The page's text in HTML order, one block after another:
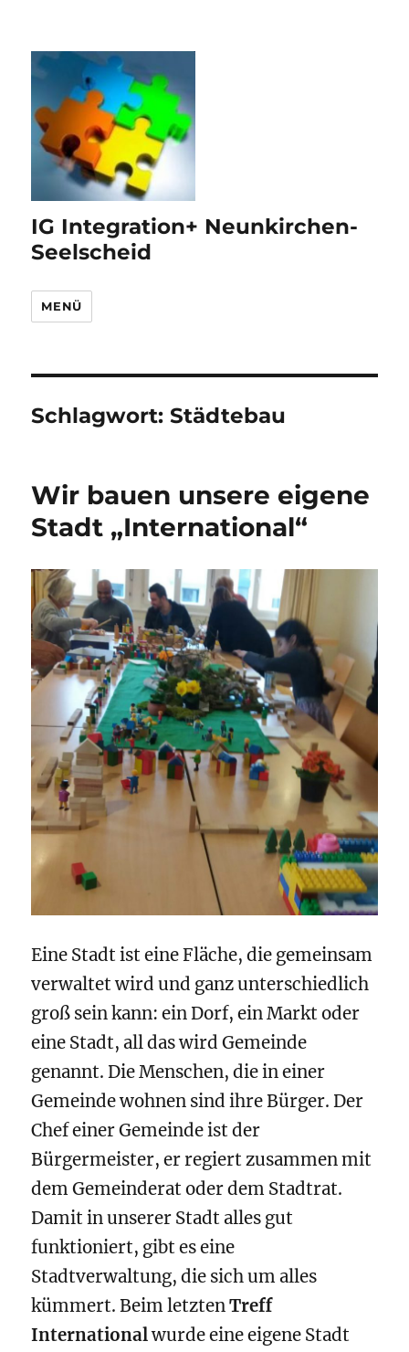
IG Integration+ Neunkirchen-
Seelscheid
MENÜ
Schlagwort:Städtebau
Wir bauen unsere eigene
Stadt „International“
Eine Stadt ist eine Fläche, die gemeinsam
verwaltet wird und ganz unterschiedlich
groß sein kann: ein Dorf, ein Markt oder
eine Stadt, all das wird Gemeinde
genannt. Die Menschen, die in einer
Gemeinde wohnen sind ihre Bürger. Der
Chef einer Gemeinde ist der
Bürgermeister, er regiert zusammen mit
dem Gemeinderat oder dem Stadtrat.
Damit in unserer Stadt alles gut
funktioniert, gibt es eine
Stadtverwaltung, die sich um alles
kümmert. Beim letztenTreff
Internationalwurde eine eigene Stadt